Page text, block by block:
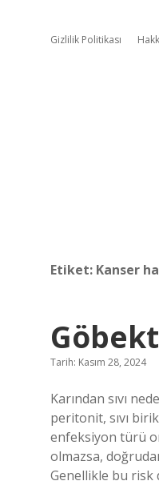
Gizlilik Politikası
Etiket: Kanser
Tarih: Kasım 28, 2024
Karından sıvı
peritonit, sıvı
enfeksiyon türü
olmazsa,
Genellikle bu risk